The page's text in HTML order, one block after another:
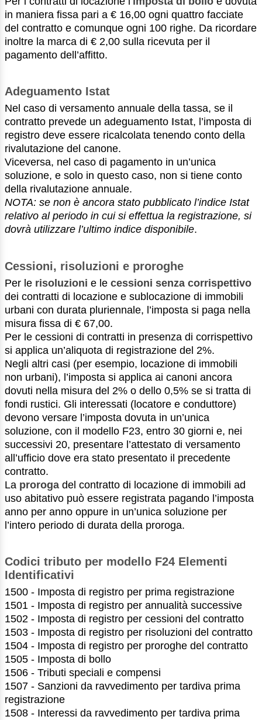
in maniera fissa pari a € 16,00 ogni quattro facciate
del contratto e comunque ogni 100 righe. Da ricordare
inoltre la marca di € 2,00 sulla ricevuta per il
pagamento dell’affitto.
Adeguamento Istat
Nel caso di versamento annuale della tassa, se il
contratto prevede un adeguamento Istat, l’imposta di
registro deve essere ricalcolata tenendo conto della
rivalutazione del canone.
Viceversa, nel caso di pagamento in un’unica
soluzione, e solo in questo caso, non si tiene conto
della rivalutazione annuale.
NOTA: se non è ancora stato pubblicato l’indice Istat
relativo al periodo in cui si effettua la registrazione, si
dovrà utilizzare l’ultimo indice disponibile.
Cessioni, risoluzioni e proroghe
Per le risoluzioni e le cessioni senza corrispettivo
dei contratti di locazione e sublocazione di immobili
urbani con durata pluriennale, l’imposta si paga nella
misura fissa di € 67,00.
Per le cessioni di contratti in presenza di corrispettivo
si applica un’aliquota di registrazione del 2%.
Negli altri casi (per esempio, locazione di immobili
non urbani), l’imposta si applica ai canoni ancora
dovuti nella misura del 2% o dello 0,5% se si tratta di
fondi rustici. Gli interessati (locatore e conduttore)
devono versare l’imposta dovuta in un’unica
soluzione, con il modello F23, entro 30 giorni e, nei
successivi 20, presentare l’attestato di versamento
all’ufficio dove era stato presentato il precedente
contratto.
La proroga del contratto di locazione di immobili ad
uso abitativo può essere registrata pagando l’imposta
anno per anno oppure in un’unica soluzione per
l’intero periodo di durata della proroga.
Codici tributo per modello F24 Elementi
Identificativi
1500 - Imposta di registro per prima registrazione
1501 - Imposta di registro per annualità successive
1502 - Imposta di registro per cessioni del contratto
1503 - Imposta di registro per risoluzioni del contratto
1504 - Imposta di registro per proroghe del contratto
1505 - Imposta di bollo
1506 - Tributi speciali e compensi
1507 - Sanzioni da ravvedimento per tardiva prima
registrazione
1508 - Interessi da ravvedimento per tardiva prima